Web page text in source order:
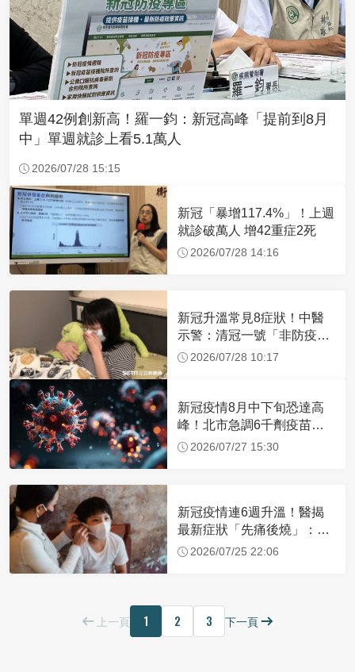
單週42例創新高！羅一鈞：新冠高峰「提前到8月
中」單週就診上看5.1萬人
2026/07/28 15:15
新冠「暴增117.4%」！上週
就診破萬人 增42重症2死
2026/07/28 14:16
新冠升溫常見8症狀！中醫
示警：清冠一號「非防疫
茶」沒確診別亂喝
2026/07/28 10:17
新冠疫情8月中下旬恐達高
峰！北市急調6千劑疫苗，
公費疫苗延至9/28
2026/07/27 15:30
新冠疫情連6週升溫！醫揭
最新症狀「先痛後燒」：微
熱即應快篩
2026/07/25 22:06
上一頁 1 2 3 下一頁